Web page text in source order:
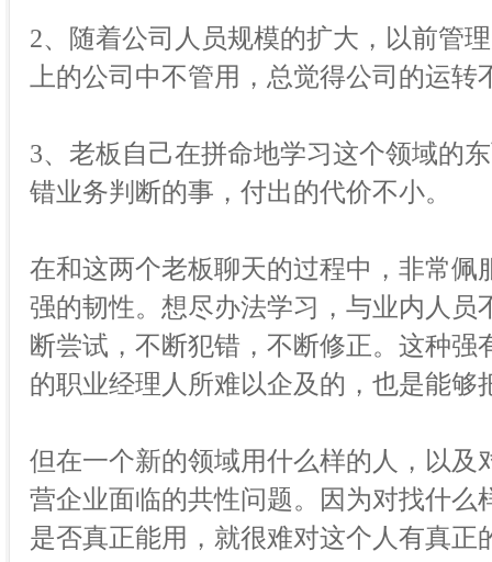
2、随着公司人员规模的扩大，以前管
上的公司中不管用，总觉得公司的运
3、老板自己在拼命地学习这个领域的
错业务判断的事，付出的代价不小。
在和这两个老板聊天的过程中，非常
强的韧性。想尽办法学习，与业内人
断尝试，不断犯错，不断修正。这种
的职业经理人所难以企及的，也是能够
但在一个新的领域用什么样的人，以
营企业面临的共性问题。因为对找什
是否真正能用，就很难对这个人有真